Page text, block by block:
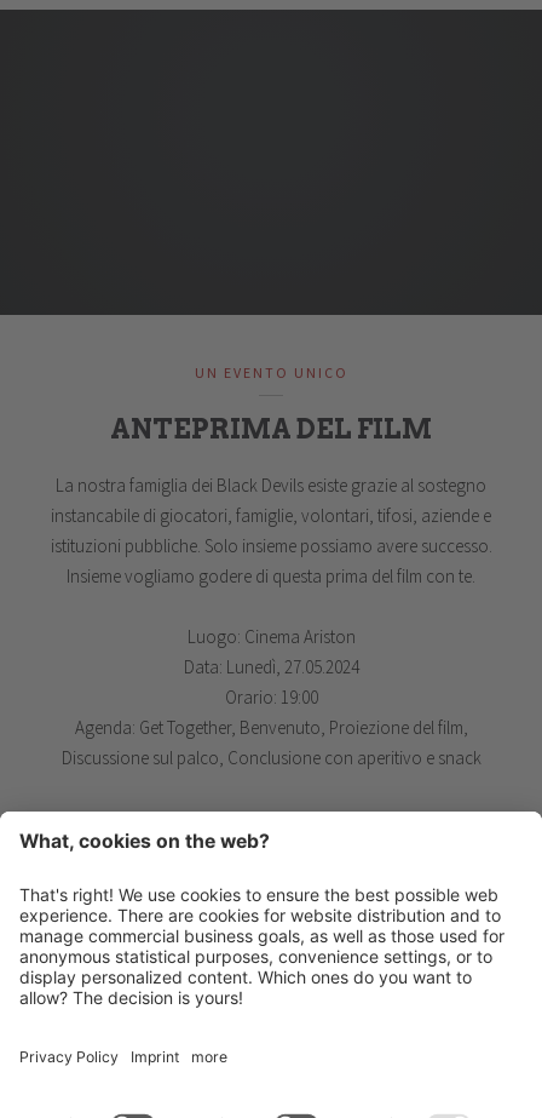
UN EVENTO UNICO
ANTEPRIMA DEL FILM
La nostra famiglia dei Black Devils esiste grazie al sostegno
instancabile di giocatori, famiglie, volontari, tifosi, aziende e
istituzioni pubbliche. Solo insieme possiamo avere successo.
Insieme vogliamo godere di questa prima del film con te.
Luogo: Cinema Ariston
Data: Lunedì, 27.05.2024
Orario: 19:00
Agenda: Get Together, Benvenuto, Proiezione del film,
Discussione sul palco, Conclusione con aperitivo e snack
HANDBALL MERAN ALPERIA
Via Lido 4
I-39012 Merano
INFO@HANDBALLMERAN.IT